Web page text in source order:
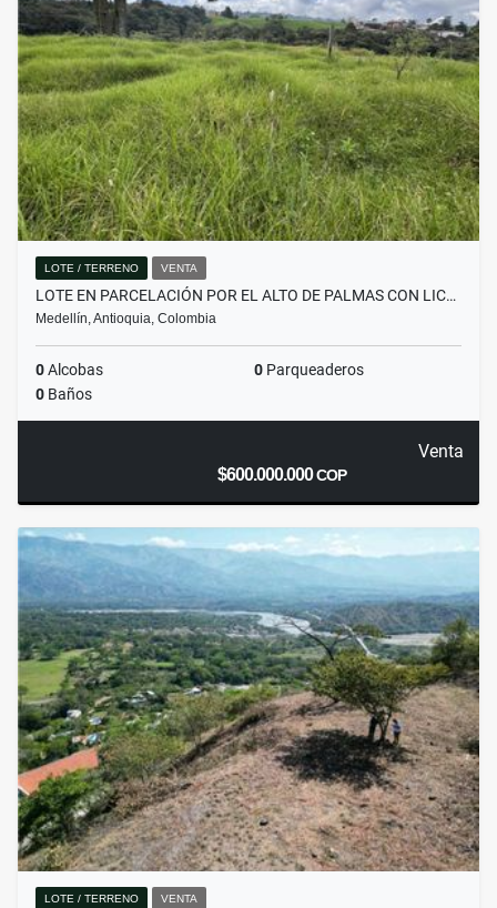
LOTE / TERRENO VENTA
LOTE EN PARCELACIÓN POR EL ALTO DE PALMAS CON LIC…
Medellín, Antioquia, Colombia
0Alcobas 0 Parqueaderos
0 Baños
Venta
$600.000.000COP
LOTE / TERRENO VENTA